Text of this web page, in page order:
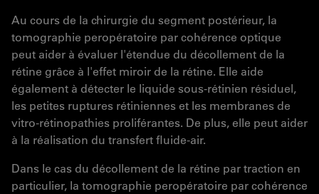
Au cours de la chirurgie du segment postérieur, la
tomographie peropératoire par cohérence optique
peut aider à évaluer l'étendue du décollement de la
rétine grâce à l'effet miroir de la rétine. Elle aide
également à détecter le liquide sous-rétinien résiduel,
les petites ruptures rétiniennes et les membranes de
vitro-rétinopathies proliférantes. De plus, elle peut aider
à la réalisation du transfert fluide-air.
Dans le cas du décollement de la rétine par traction en
particulier, la tomographie peropératoire par cohérence